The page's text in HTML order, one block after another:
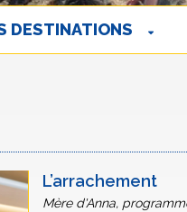
DESTINATIONS
L’arrachement
Mère d'Anna,